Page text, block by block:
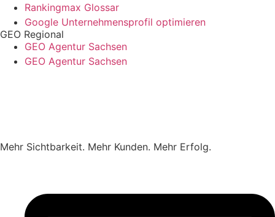
Rankingmax Glossar
Google Unternehmensprofil optimieren
GEO Regional
GEO Agentur Sachsen
GEO Agentur Sachsen
Mehr Sichtbarkeit. Mehr Kunden. Mehr Erfolg.